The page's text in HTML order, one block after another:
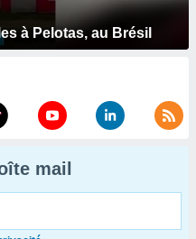
à Pelotas, au Brésil
mail